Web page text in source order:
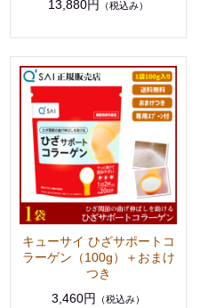
13,880円 （税込み）
キューサイ ひざサポートコ
ラーゲン（100g）＋おまけ
つき
3,460円
（税込み）